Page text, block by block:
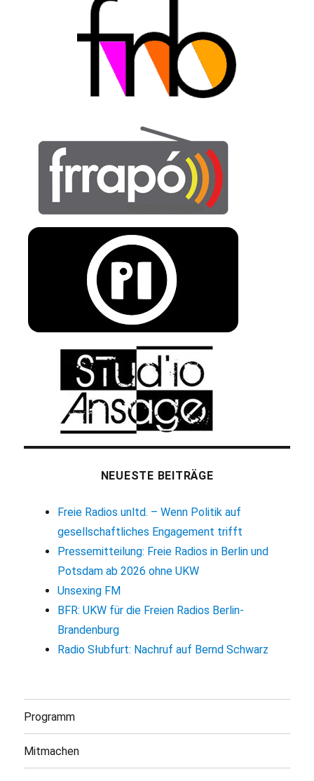
NEUESTE BEITRÄGE
Freie Radios unltd. – Wenn Politik auf
gesellschaftliches Engagement trifft
Pressemitteilung: Freie Radios in Berlin und
Potsdam ab 2026 ohne UKW
Unsexing FM
BFR: UKW für die Freien Radios Berlin-
Brandenburg
Radio Słubfurt: Nachruf auf Bernd Schwarz
Programm
Mitmachen